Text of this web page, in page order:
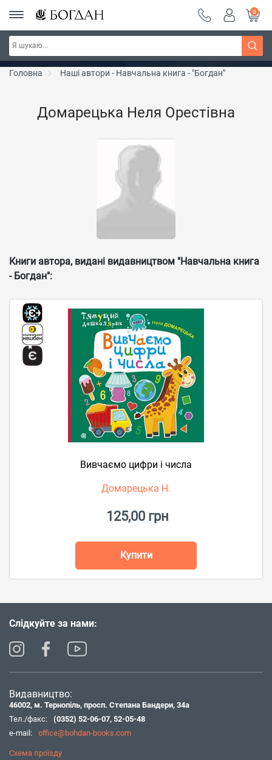
РОЗПРОДАЖ ~ 150 грн ~ 200 грн ~ 250 грн ~
300 грн ~ РОЗПРОДАЖ
Дізнатись більше
0
Головна Наші автори - Навчальна книга - "Богдан"
Домарецька Неля Орестівна
Книги автора, видані видавництвом "Навчальна книга
- Богдан":
Вивчаємо цифри і числа
Домарецька Н.
125,00 грн
Купити
Слідкуйте за нами:
Видавництво:
46002, м. Тернопіль, просп. Степана Бандери, 34а
Тел./факс:
(0352) 52-06-07, 52-05-48
e-mail:
office@bohdan-books.com
Схема проїзду